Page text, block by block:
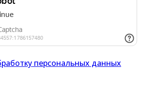
Г
Гатчина
Глазов
персональных данных